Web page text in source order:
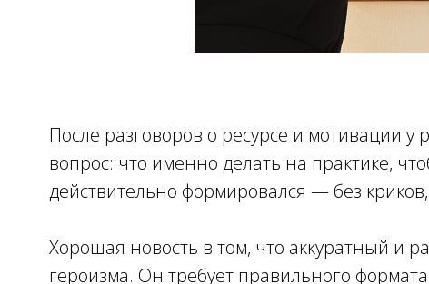
После разговоров о ресурсе и мотивации у
вопрос: что именно делать на практике,
действительно формировался — без
Хорошая новость в том, что аккуратный и
героизма. Он требует правильного